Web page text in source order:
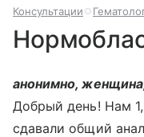
Консультации
анонимно,
Добрый день! Нам
сдавали общий